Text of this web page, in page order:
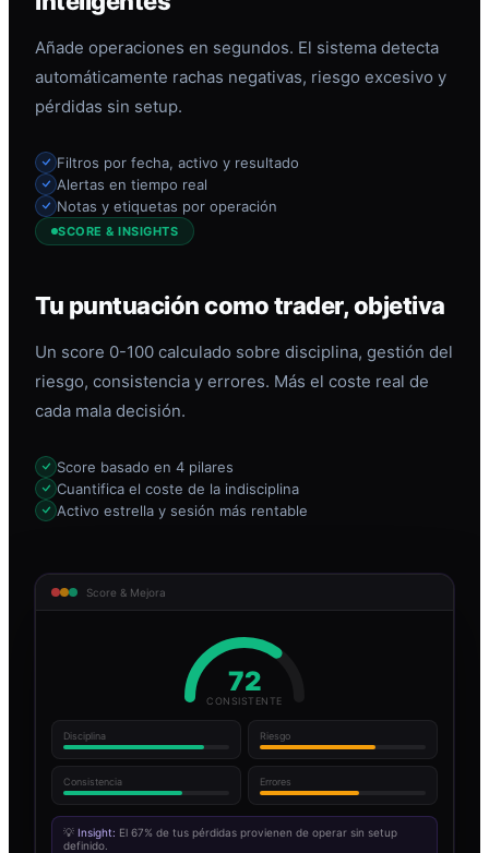
Añade operaciones en segundos. El sistema detecta
automáticamente rachas negativas, riesgo excesivo y
pérdidas sin setup.
Filtros por fecha, activo y resultado
Alertas en tiempo real
Notas y etiquetas por operación
SCORE & INSIGHTS
Tu puntuación como trader, objetiva
Un score 0-100 calculado sobre disciplina, gestión del
riesgo, consistencia y errores. Más el coste real de
cada mala decisión.
Score basado en 4 pilares
Cuantifica el coste de la indisciplina
Activo estrella y sesión más rentable
Score & Mejora
72
CONSISTENTE
Disciplina Riesgo
Consistencia Errores
💡 Insight: El 67% de tus pérdidas provienen de operar sin setup
definido.